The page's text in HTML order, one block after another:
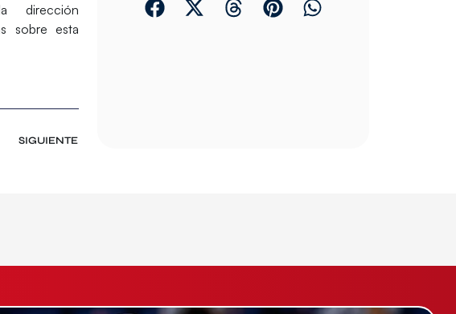
dirección
sobre esta
SIGUIENTE